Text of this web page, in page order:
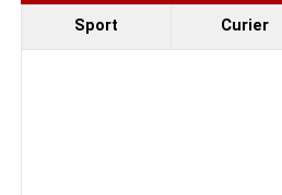
Sport Curier